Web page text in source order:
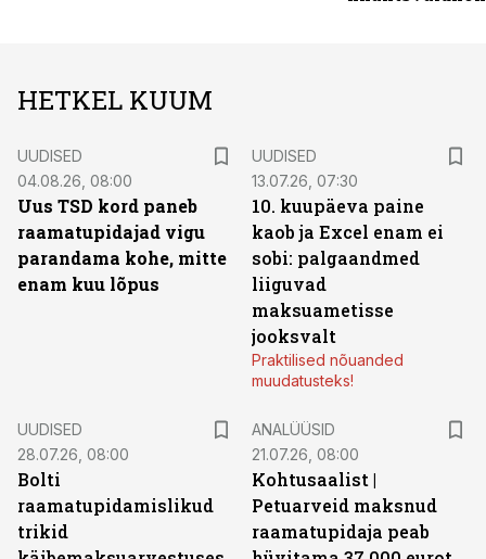
HETKEL KUUM
UUDISED
04.08.26, 08:00
Uus TSD kord paneb
raamatupidajad vigu
parandama kohe, mitte
enam kuu lõpus
UUDISED
13.07.26, 07:30
10. kuupäeva paine
kaob ja Excel enam ei
sobi: palgaandmed
liiguvad
maksuametisse
jooksvalt
Praktilised nõuanded
muudatusteks!
UUDISED
28.07.26, 08:00
Bolti
raamatupidamislikud
trikid
ANALÜÜSID
21.07.26, 08:00
Kohtusaalist |
Petuarveid maksnud
raamatupidaja peab